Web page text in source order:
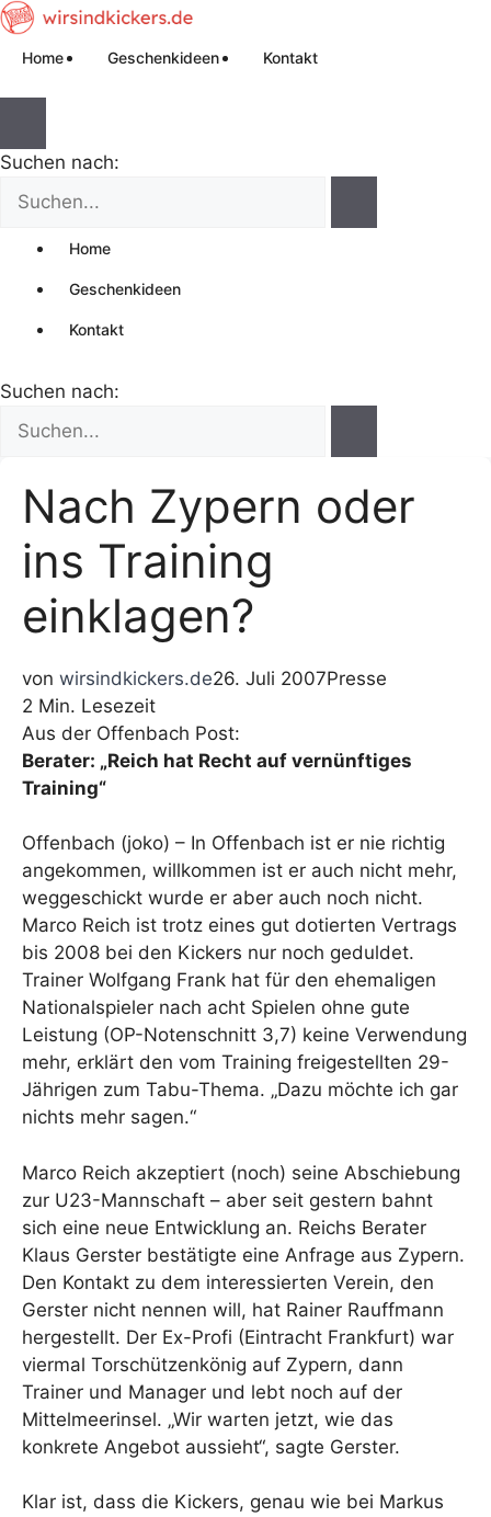
Home Geschenkideen Kontakt
Suchen nach:
Home
Geschenkideen
Kontakt
Suchen nach:
Nach Zypern oder
ins Training
einklagen?
von wirsindkickers.de26. Juli 2007Presse
2 Min. Lesezeit
Aus der Offenbach Post:
Berater: „Reich hat Recht auf vernünftiges
Training“
Offenbach (joko) – In Offenbach ist er nie richtig
angekommen, willkommen ist er auch nicht mehr,
weggeschickt wurde er aber auch noch nicht.
Marco Reich ist trotz eines gut dotierten Vertrags
bis 2008 bei den Kickers nur noch geduldet.
Trainer Wolfgang Frank hat für den ehemaligen
Nationalspieler nach acht Spielen ohne gute
Leistung (OP-Notenschnitt 3,7) keine Verwendung
mehr, erklärt den vom Training freigestellten 29-
Jährigen zum Tabu-Thema. „Dazu möchte ich gar
nichts mehr sagen.“
Marco Reich akzeptiert (noch) seine Abschiebung
zur U23-Mannschaft – aber seit gestern bahnt
sich eine neue Entwicklung an. Reichs Berater
Klaus Gerster bestätigte eine Anfrage aus Zypern.
Den Kontakt zu dem interessierten Verein, den
Gerster nicht nennen will, hat Rainer Rauffmann
hergestellt. Der Ex-Profi (Eintracht Frankfurt) war
viermal Torschützenkönig auf Zypern, dann
Trainer und Manager und lebt noch auf der
Mittelmeerinsel. „Wir warten jetzt, wie das
konkrete Angebot aussieht“, sagte Gerster.
Klar ist, dass die Kickers, genau wie bei Markus